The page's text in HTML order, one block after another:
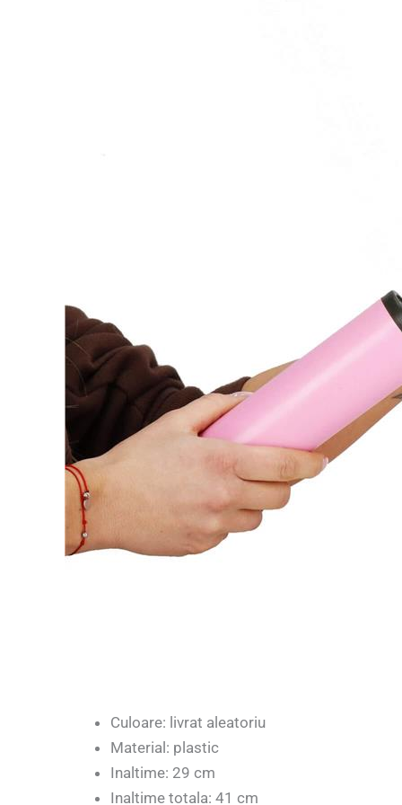
Culoare: livrat aleatoriu
Material: plastic
Inaltime: 29 cm
Inaltime totala: 41 cm